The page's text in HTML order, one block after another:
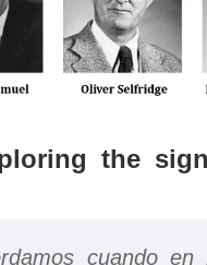
cuandoen